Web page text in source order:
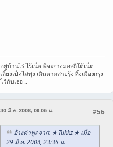
อยู่บ้านไร่ ไร้เน็ต พี่จะกางมอสกิโต้เน็ต
เลี้ยงเป็ดไล่ทุ่ง เดินตามสายรุ้ง ทิ้งเมืองกรุง
ไว้กับเธอ ..
#56
30 มี.ค. 2008, 00:06 น.
อ้างคำพูดจาก: ★ Tukkz ★ เมื่อ
29 มี.ค. 2008, 23:36 น.